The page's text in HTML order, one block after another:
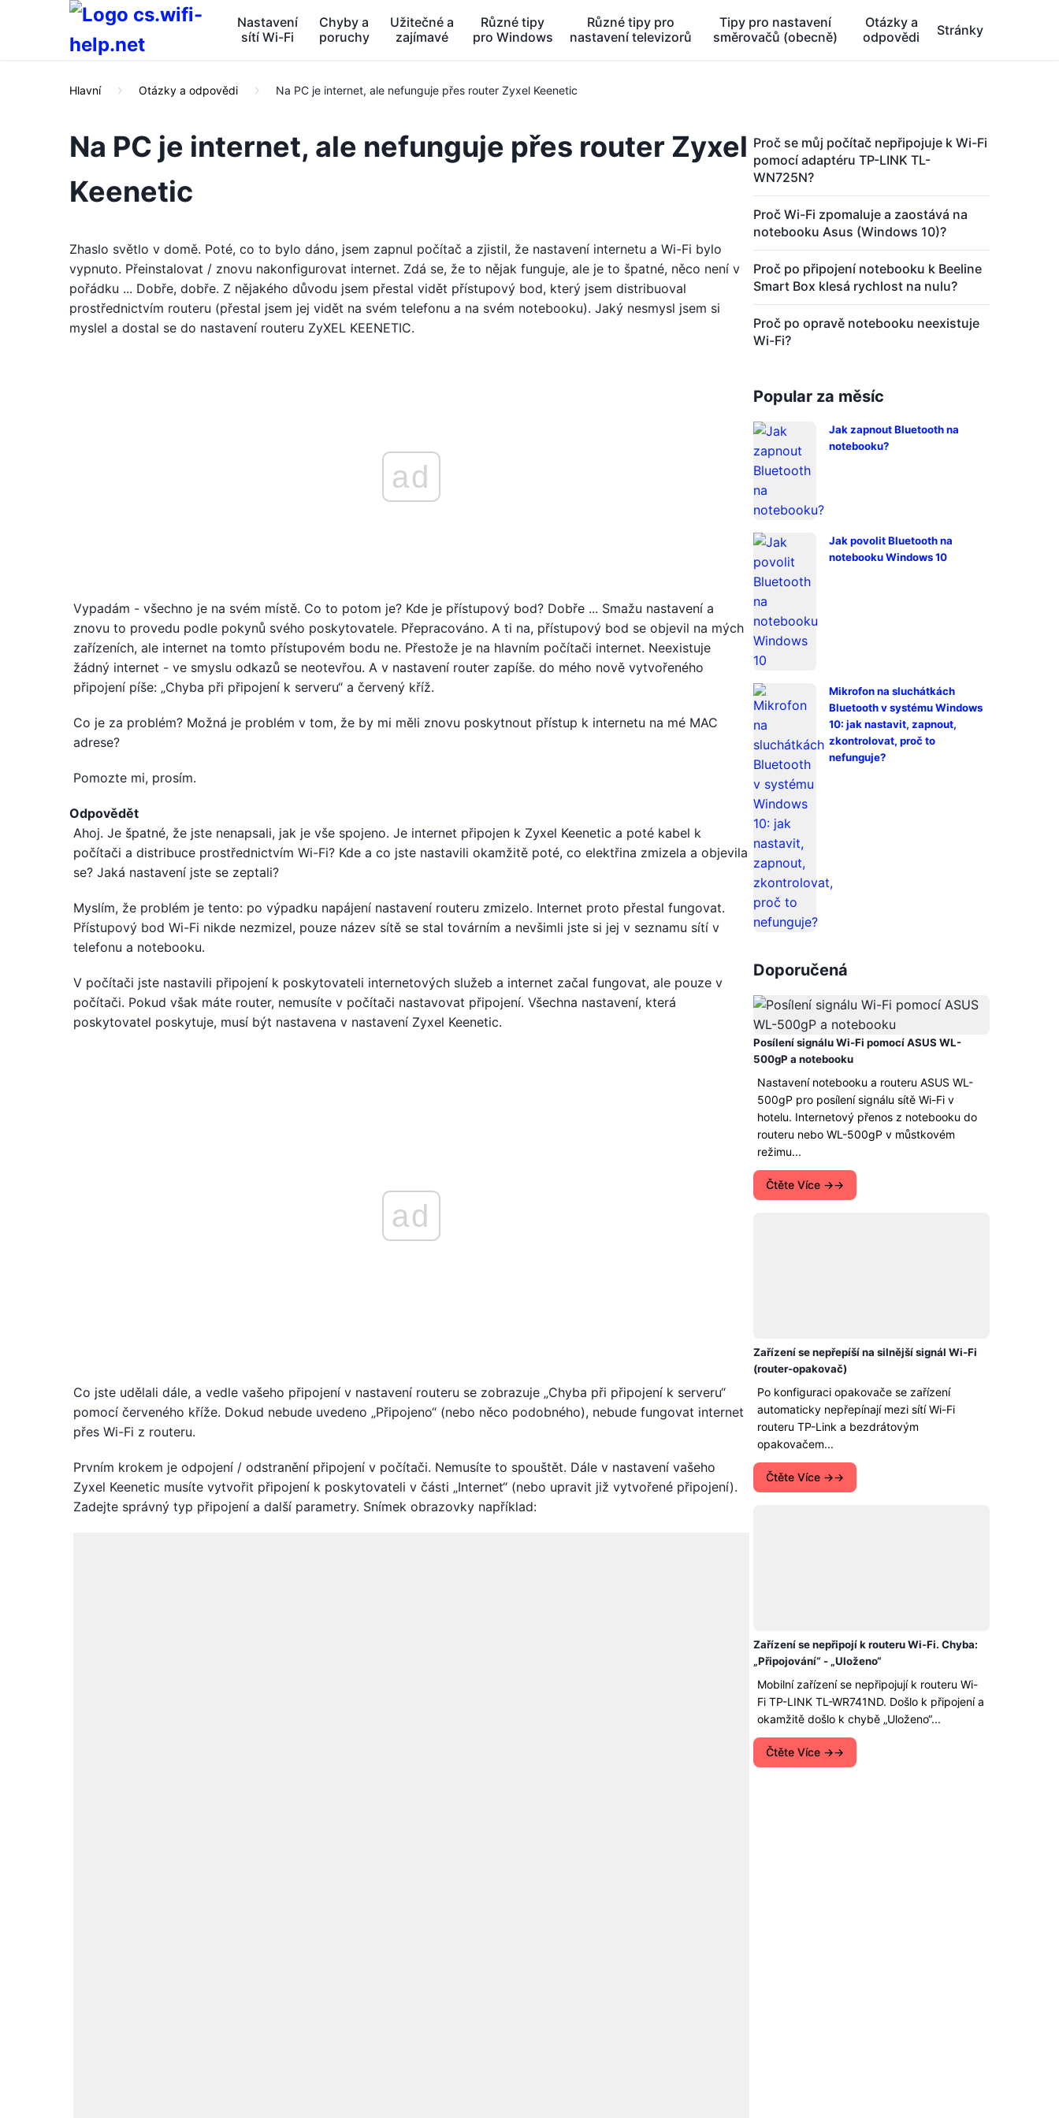
Nastavení
sítí Wi-Fi
Chyby a
poruchy
Užitečné a
zajímavé
Různé tipy
pro Windows
Různé tipy pro
nastavení televizorů
Tipy pro nastavení
směrovačů (obecně)
Otázky a
odpovědi
Stránky
Hlavní Otázky a odpovědi Na PC je internet, ale nefunguje přes router Zyxel Keenetic
Na PC je internet, ale nefunguje přes router Zyxel
Keenetic
Zhaslo světlo v domě. Poté, co to bylo dáno, jsem zapnul počítač a zjistil, že nastavení internetu a Wi-Fi bylo
vypnuto. Přeinstalovat / znovu nakonfigurovat internet. Zdá se, že to nějak funguje, ale je to špatné, něco není v
pořádku ... Dobře, dobře. Z nějakého důvodu jsem přestal vidět přístupový bod, který jsem distribuoval
prostřednictvím routeru (přestal jsem jej vidět na svém telefonu a na svém notebooku). Jaký nesmysl jsem si
myslel a dostal se do nastavení routeru ZyXEL KEENETIC.
ad
Vypadám - všechno je na svém místě. Co to potom je? Kde je přístupový bod? Dobře ... Smažu nastavení a
znovu to provedu podle pokynů svého poskytovatele. Přepracováno. A ti na, přístupový bod se objevil na mých
zařízeních, ale internet na tomto přístupovém bodu ne. Přestože je na hlavním počítači internet. Neexistuje
žádný internet - ve smyslu odkazů se neotevřou. A v nastavení router zapíše. do mého nově vytvořeného
připojení píše: „Chyba při připojení k serveru“ a červený kříž.
Co je za problém? Možná je problém v tom, že by mi měli znovu poskytnout přístup k internetu na mé MAC
adrese?
Pomozte mi, prosím.
Odpovědět
Ahoj. Je špatné, že jste nenapsali, jak je vše spojeno. Je internet připojen k Zyxel Keenetic a poté kabel k
počítači a distribuce prostřednictvím Wi-Fi? Kde a co jste nastavili okamžitě poté, co elektřina zmizela a objevila
se? Jaká nastavení jste se zeptali?
Myslím, že problém je tento: po výpadku napájení nastavení routeru zmizelo. Internet proto přestal fungovat.
Přístupový bod Wi-Fi nikde nezmizel, pouze název sítě se stal továrním a nevšimli jste si jej v seznamu sítí v
telefonu a notebooku.
V počítači jste nastavili připojení k poskytovateli internetových služeb a internet začal fungovat, ale pouze v
počítači. Pokud však máte router, nemusíte v počítači nastavovat připojení. Všechna nastavení, která
poskytovatel poskytuje, musí být nastavena v nastavení Zyxel Keenetic.
ad
Co jste udělali dále, a vedle vašeho připojení v nastavení routeru se zobrazuje „Chyba při připojení k serveru“
pomocí červeného kříže. Dokud nebude uvedeno „Připojeno“ (nebo něco podobného), nebude fungovat internet
přes Wi-Fi z routeru.
Prvním krokem je odpojení / odstranění připojení v počítači. Nemusíte to spouštět. Dále v nastavení vašeho
Zyxel Keenetic musíte vytvořit připojení k poskytovateli v části „Internet“ (nebo upravit již vytvořené připojení).
Zadejte správný typ připojení a další parametry. Snímek obrazovky například:
Proč se můj počítač nepřipojuje k Wi-Fi
pomocí adaptéru TP-LINK TL-
WN725N?
Proč Wi-Fi zpomaluje a zaostává na
notebooku Asus (Windows 10)?
Proč po připojení notebooku k Beeline
Smart Box klesá rychlost na nulu?
Proč po opravě notebooku neexistuje
Wi-Fi?
Popular za měsíc
Jak zapnout Bluetooth na
notebooku?
Jak povolit Bluetooth na
notebooku Windows 10
Mikrofon na sluchátkách
Bluetooth v systému Windows
10: jak nastavit, zapnout,
zkontrolovat, proč to
nefunguje?
Doporučená
Posílení signálu Wi-Fi pomocí ASUS WL-
500gP a notebooku
Nastavení notebooku a routeru ASUS WL-
500gP pro posílení signálu sítě Wi-Fi v
hotelu. Internetový přenos z notebooku do
routeru nebo WL-500gP v můstkovém
režimu...
Čtěte Více →
Zařízení se nepřepíší na silnější signál Wi-Fi
(router-opakovač)
Po konfiguraci opakovače se zařízení
automaticky nepřepínají mezi sítí Wi-Fi
routeru TP-Link a bezdrátovým
opakovačem...
Čtěte Více →
Zařízení se nepřipojí k routeru Wi-Fi. Chyba:
„Připojování“ - „Uloženo“
Mobilní zařízení se nepřipojují k routeru Wi-
Fi TP-LINK TL-WR741ND. Došlo k připojení a
okamžitě došlo k chybě „Uloženo“...
Čtěte Více →